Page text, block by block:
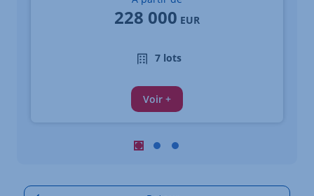
Carrousel : Autres annonces à
Carrousel : Autres annonces à
Carrousel : Autres
228 000 EUR
7 lots
Voir +